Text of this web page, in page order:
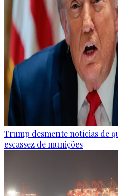
Trump desmente notícias de
escassez de munições